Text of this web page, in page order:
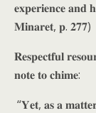
𝐞𝐱𝐩𝐞𝐫𝐢𝐞𝐧𝐜𝐞 𝐚𝐧𝐝
𝐌𝐢𝐧𝐚𝐫𝐞𝐭, 𝐩. 𝟐𝟕𝟕)
𝐑𝐞𝐬𝐩𝐞𝐜𝐭𝐟𝐮𝐥
𝐧𝐨𝐭𝐞 𝐭𝐨 𝐜𝐡𝐢𝐦𝐞:
“𝐘𝐞𝐭, 𝐚𝐬 𝐚